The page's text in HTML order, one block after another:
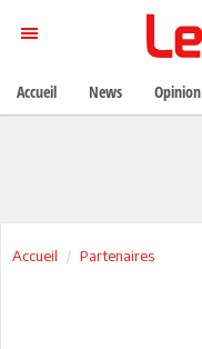
Accueil Partenaires
Accueil News Opinion